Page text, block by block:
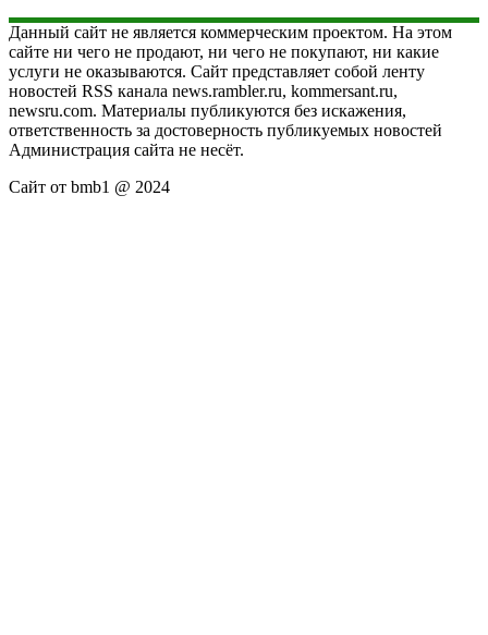
Данный сайт не является коммерческим проектом. На этом
сайте ни чего не продают, ни чего не покупают, ни какие
услуги не оказываются. Сайт представляет собой ленту
новостей RSS канала news.rambler.ru, kommersant.ru,
newsru.com. Материалы публикуются без искажения,
ответственность за достоверность публикуемых новостей
Администрация сайта не несёт.
Сайт от bmb1 @ 2024